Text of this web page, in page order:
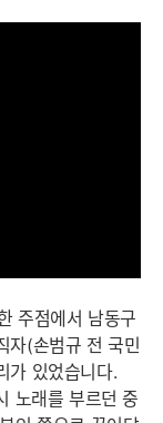
주점에서 남동구
자(손범규 전 국민
가 있었습니다.
노래를 부르던 중